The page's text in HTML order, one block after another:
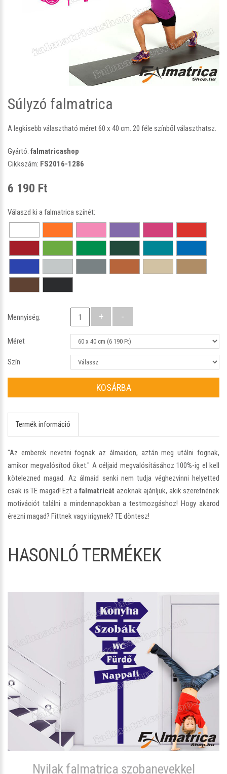
Súlyzó falmatrica
A legkisebb választható méret 60 x 40 cm. 20 féle színből választhatsz.
Gyártó: falmatricashop
Cikkszám: FS2016-1286
6 190 Ft
Válaszd ki a falmatrica színét:
Mennyiség:
Méret
Szín
KOSÁRBA
Termék információ
"Az emberek nevetni fognak az álmaidon, aztán meg utálni fognak,
amikor megvalósítod őket." A céljaid megvalósításához 100%-ig el kell
kötelezned magad. Az álmaid senki nem tudja véghezvinni helyetted
csak is TE magad! Ezt afalmatricát azoknak ajánljuk, akik szeretnének
motivációt találni a mindennapokban a testmozgáshoz! Hogy akarod
érezni magad? Fittnek vagy irigynek? TE döntesz!
HASONLÓ TERMÉKEK
Nyilak falmatrica szobanevekkel